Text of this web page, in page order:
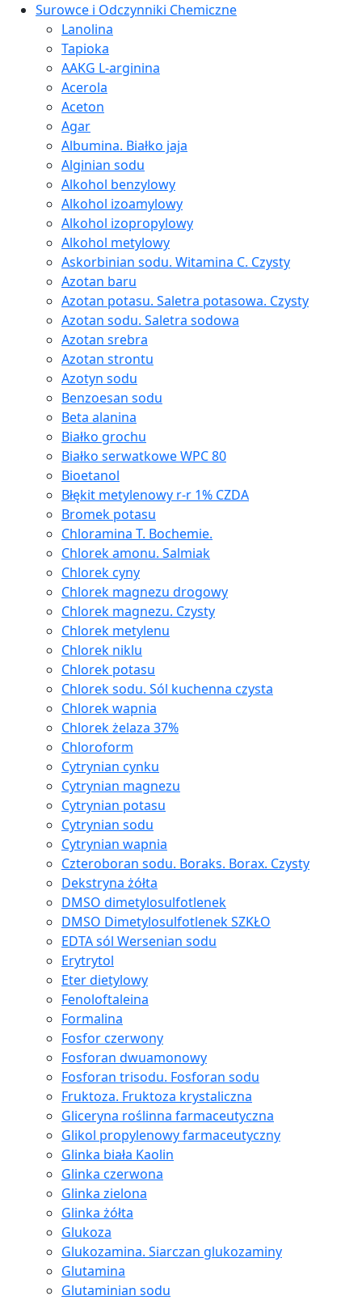
Surowce i Odczynniki Chemiczne
Lanolina
Tapioka
AAKG L-arginina
Acerola
Aceton
Agar
Albumina. Białko jaja
Alginian sodu
Alkohol benzylowy
Alkohol izoamylowy
Alkohol izopropylowy
Alkohol metylowy
Askorbinian sodu. Witamina C. Czysty
Azotan baru
Azotan potasu. Saletra potasowa. Czysty
Azotan sodu. Saletra sodowa
Azotan srebra
Azotan strontu
Azotyn sodu
Benzoesan sodu
Beta alanina
Białko grochu
Białko serwatkowe WPC 80
Bioetanol
Błękit metylenowy r-r 1% CZDA
Bromek potasu
Chloramina T. Bochemie.
Chlorek amonu. Salmiak
Chlorek cyny
Chlorek magnezu drogowy
Chlorek magnezu. Czysty
Chlorek metylenu
Chlorek niklu
Chlorek potasu
Chlorek sodu. Sól kuchenna czysta
Chlorek wapnia
Chlorek żelaza 37%
Chloroform
Cytrynian cynku
Cytrynian magnezu
Cytrynian potasu
Cytrynian sodu
Cytrynian wapnia
Czteroboran sodu. Boraks. Borax. Czysty
Dekstryna żółta
DMSO dimetylosulfotlenek
DMSO Dimetylosulfotlenek SZKŁO
EDTA sól Wersenian sodu
Erytrytol
Eter dietylowy
Fenoloftaleina
Formalina
Fosfor czerwony
Fosforan dwuamonowy
Fosforan trisodu. Fosforan sodu
Fruktoza. Fruktoza krystaliczna
Gliceryna roślinna farmaceutyczna
Glikol propylenowy farmaceutyczny
Glinka biała Kaolin
Glinka czerwona
Glinka zielona
Glinka żółta
Glukoza
Glukozamina. Siarczan glukozaminy
Glutamina
Glutaminian sodu